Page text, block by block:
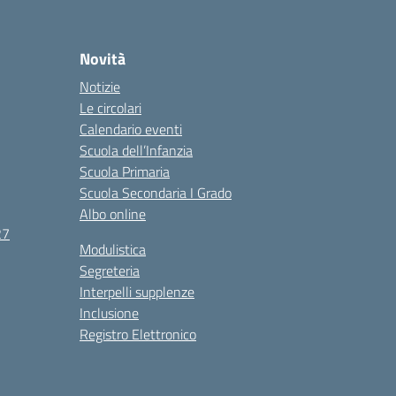
Novità
Notizie
Le circolari
Calendario eventi
Scuola dell’Infanzia
Scuola Primaria
Scuola Secondaria I Grado
Albo online
Modulistica
Segreteria
Interpelli supplenze
Inclusione
Registro Elettronico